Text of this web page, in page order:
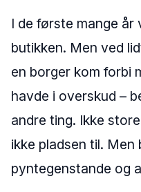
I de første mange år
butikken. Men ved
en borger kom forbi
havde i overskud –
andre ting. Ikke
ikke pladsen til. Men
pyntegenstande og